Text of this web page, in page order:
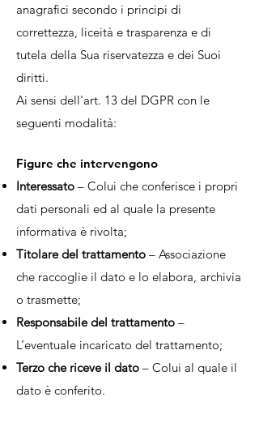
anagrafici secondo i principi di
correttezza, liceità e trasparenza e di
tutela della Sua riservatezza e dei Suoi
diritti.
Ai sensi dell'art. 13 del DGPR con le
seguenti modalità:
Figure che intervengono
Interessato – Colui che conferisce i propri
dati personali ed al quale la presente
informativa è rivolta;
Titolare del trattamento – Associazione
che raccoglie il dato e lo elabora, archivia
o trasmette;
Responsabile del trattamento –
L’eventuale incaricato del trattamento;
Terzo che riceve il dato – Colui al quale il
dato è conferito.